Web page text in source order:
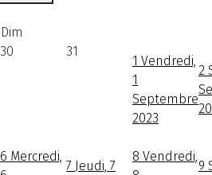
Dim
30 31
1 Vendredi,
1
Septembre
2023
2
6 Mercredi,
7 Jeudi, 7
8 Vendredi,
9